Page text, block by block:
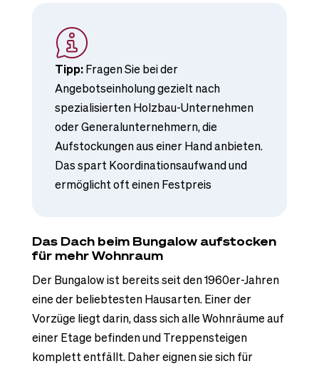
Tipp:Fragen Sie bei der
Angebotseinholung gezielt nach
spezialisierten Holzbau-Unternehmen
oder Generalunternehmern, die
Aufstockungen aus einer Hand anbieten.
Das spart Koordinationsaufwand und
ermöglicht oft einen Festpreis
Das Dach beim Bungalow aufstocken
für mehr Wohnraum
Der Bungalow ist bereits seit den 1960er-Jahren
eine der beliebtesten Hausarten. Einer der
Vorzüge liegt darin, dass sich alle Wohnräume auf
einer Etage befinden und Treppensteigen
komplett entfällt. Daher eignen sie sich für